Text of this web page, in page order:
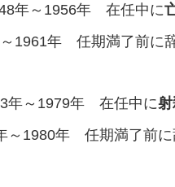
年～1956年 在任中に
1961年 任期満了前に
～1979年 在任中に
1980年 任期満了前に